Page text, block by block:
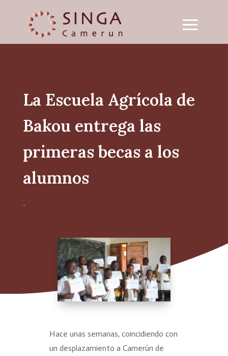
La Escuela Agrícola de
Bakou entrega las
primeras becas a los
alumnos
.
Hace unas semanas, coincidiendo con
un desplazamiento a Camerún de